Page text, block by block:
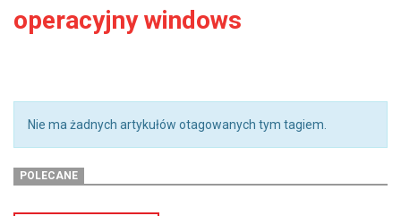
operacyjny windows
Nie ma żadnych artykułów otagowanych tym tagiem.
POLECANE